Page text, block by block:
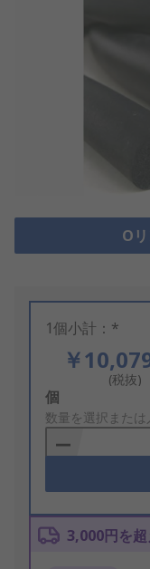
O
1個小計：*
￥
(税抜)
Add
to
Basket
個
数量を選択または
3,000円を